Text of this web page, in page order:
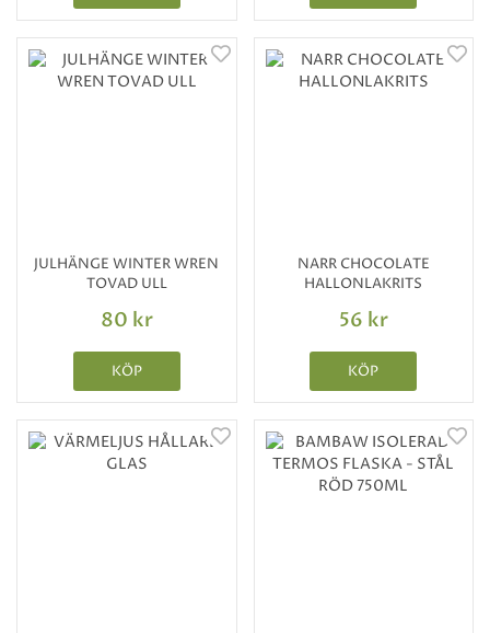
JULHÄNGE WINTER WREN
TOVAD ULL
80 kr
KÖP
NARR CHOCOLATE
HALLONLAKRITS
56 kr
KÖP